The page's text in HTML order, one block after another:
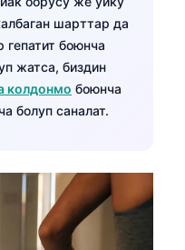
шарттар да
боюнча
жатса, биздин
колдонмо боюнча
болуп саналат.